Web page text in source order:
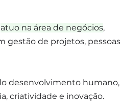
atuo na área de negócios,
gestão de projetos, pessoas
desenvolvimento humano,
criatividade e inovação.